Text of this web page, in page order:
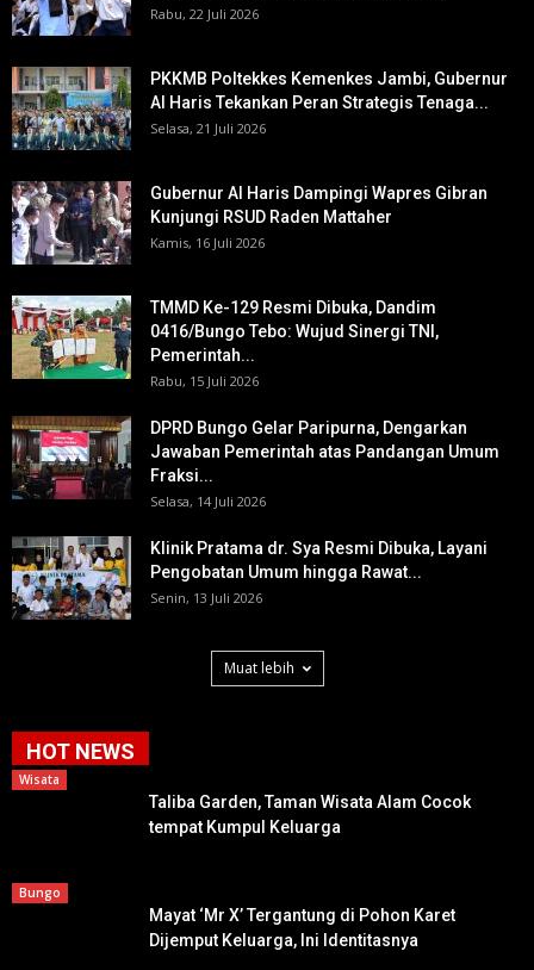
Rabu, 22 Juli 2026
PKKMB Poltekkes Kemenkes Jambi, Gubernur
Al Haris Tekankan Peran Strategis Tenaga...
Selasa, 21 Juli 2026
Gubernur Al Haris Dampingi Wapres Gibran
Kunjungi RSUD Raden Mattaher
Kamis, 16 Juli 2026
TMMD Ke-129 Resmi Dibuka, Dandim
0416/Bungo Tebo: Wujud Sinergi TNI,
Pemerintah...
Rabu, 15 Juli 2026
DPRD Bungo Gelar Paripurna, Dengarkan
Jawaban Pemerintah atas Pandangan Umum
Fraksi...
Selasa, 14 Juli 2026
Klinik Pratama dr. Sya Resmi Dibuka, Layani
Pengobatan Umum hingga Rawat...
Senin, 13 Juli 2026
Muat lebih
HOT NEWS
Wisata
Taliba Garden, Taman Wisata Alam Cocok
tempat Kumpul Keluarga
Bungo
Mayat ‘Mr X’ Tergantung di Pohon Karet
Dijemput Keluarga, Ini Identitasnya